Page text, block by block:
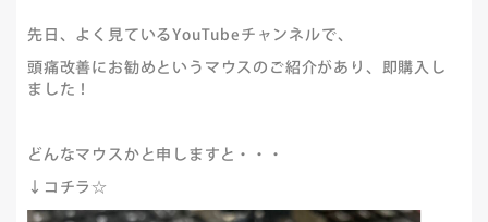
先日、よく見ているYouTubeチャンネルで、
頭痛改善にお勧めというマウスのご紹介があり、即購入し
ました！
どんなマウスかと申しますと・・・
↓コチラ☆